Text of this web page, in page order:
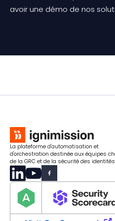
avoir une démo de nos
La plateforme d'automatisation et
d'orchestration destinée aux équipes
de la GRC et de la sécurité des